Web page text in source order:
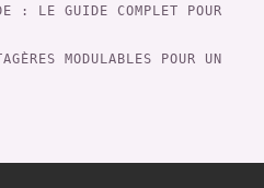
: LE GUIDE COMPLET POUR
MODULABLES POUR UN